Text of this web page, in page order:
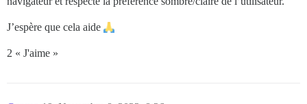
J’espère que cela aide
2 « J'aime »